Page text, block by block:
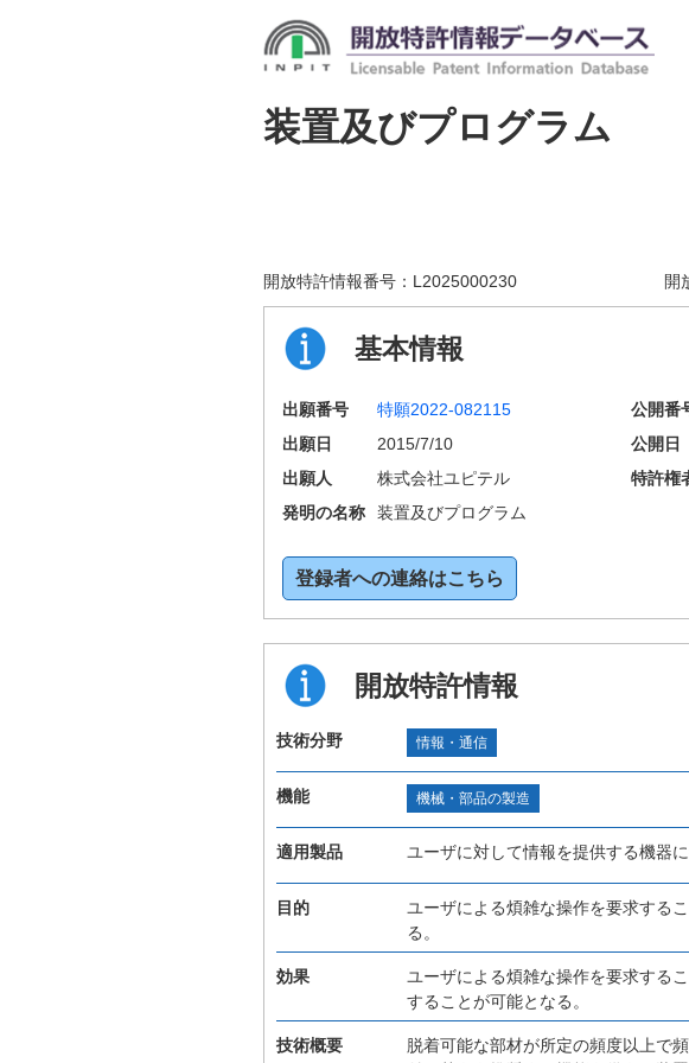
装置及びプログラム
開放特許情報番号： L2025000230 開
基本情報
出願番号 特願2022-082115 公開番
出願日
2015/7/10 公開日
出願人
株式会社ユピテル 特許権
発明の名称
装置及びプログラム
登録者への連絡はこちら
開放特許情報
技術分野 情報・通信
機能 機械・部品の製造
適用製品 ユーザに対して情報を提供する機器
目的
ユーザによる煩雑な操作を要求する
る。
効果
ユーザによる煩雑な操作を要求する
することが可能となる。
技術概要
脱着可能な部材が所定の頻度以上で